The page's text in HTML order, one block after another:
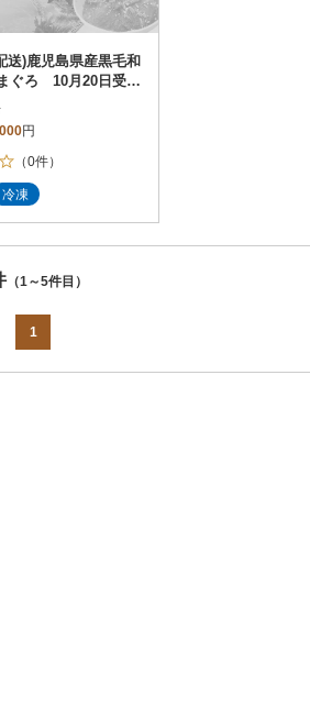
送)鹿児島県産黒毛和
ぐろ 10月20日受付
円
（0件）
冷凍
（1～5件目）
1